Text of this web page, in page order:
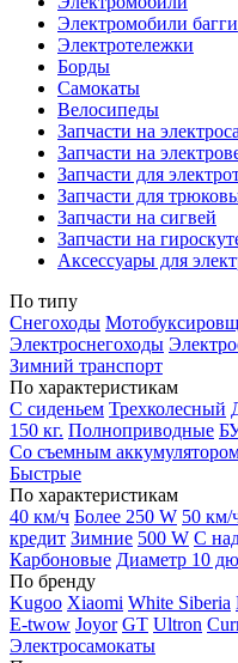
Электромобили багги
Электротележки
Борды
Самокаты
Велосипеды
Запчасти на
Запчасти на
Запчасти для
Запчасти для
Запчасти на сигвей
Запчасти на
Аксессуары для
По типу
Снегоходы
Электроснегоходы
Зимний транспорт
По характеристикам
С сиденьем Трехколесный
150 кг. Полноприводные
Со съемным
Быстрые
По характеристикам
40 км/ч Более 250 W 50 км/
кредит Зимние 500 W С
Карбоновые Диаметр 10
По бренду
Kugoo Xiaomi White Siberia
E-twow Joyor GT Ultron
Электросамокаты